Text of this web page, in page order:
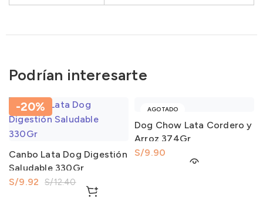
Podrían interesarte
-20%
Canbo Lata Dog Digestión
Saludable 330Gr
S/12.40
S/9.92
AGOTADO
Dog Chow Lata Cordero y
Arroz 374Gr
S/